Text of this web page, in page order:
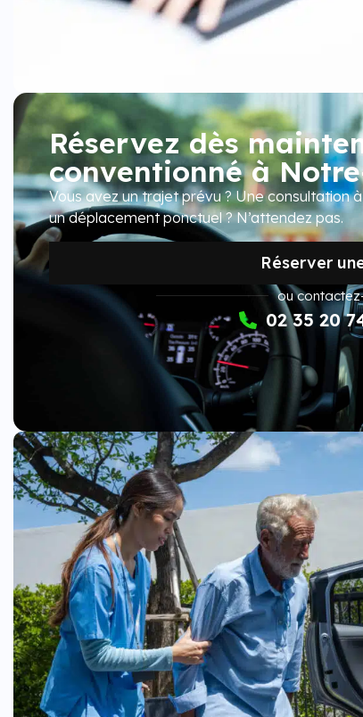
Réservez dès
conventionné à
Vous avez un trajet prévu ? Une consultation
un déplacement ponctuel ? N’attendez pas.
Réserver
ou
02 35 20